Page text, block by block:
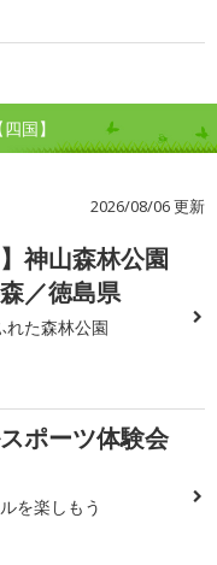
国】
2026/08/06 更新
神山森林公園
／徳島県
れた森林公園
ポーツ体験会
を楽しもう